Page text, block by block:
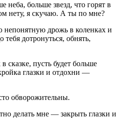
неба, больше звезд, что горят в
нету, я скучаю. А ты по мне?
непонятную дрожь в коленках и
дотронуться, обнять,
сказке, пусть будет больше
глазки и отдохни —
обворожительны.
делать мне — закрыть глазки и